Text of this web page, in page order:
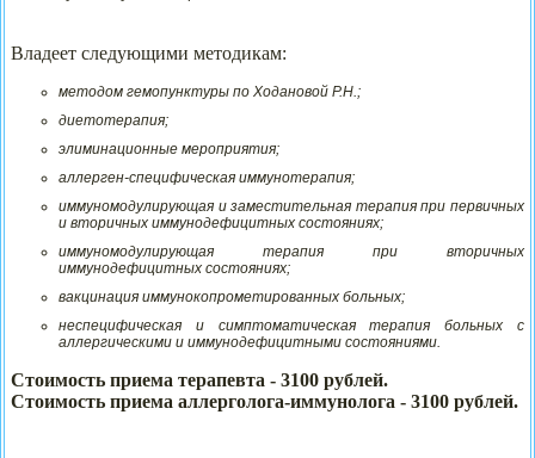
Владеет следующими методикам:
методом гемопунктуры по Ходановой Р.Н.;
диетотерапия;
элиминационные мероприятия;
аллерген-специфическая иммунотерапия;
иммуномодулирующая и заместительная терапия при первичных
и вторичных иммунодефицитных состояниях;
иммуномодулирующая терапия при вторичных
иммунодефицитных состояниях;
вакцинация иммунокопрометированных больных;
неспецифическая и симптоматическая терапия больных с
аллергическими и иммунодефицитными состояниями.
Стоимость приема терапевта - 3100 рублей.
Стоимость приема аллерголога-иммунолога - 3100 рублей.